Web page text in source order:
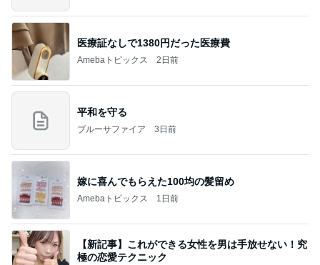
医療証なしで1380円だった医療費
Amebaトピックス 2日前
平和を守る
ブルーサファイア 3日前
嫁に喜んでもらえた100均の髪留め
Amebaトピックス 1日前
【新記事】これができる女性を男は手放せない！究
極の恋愛テクニック